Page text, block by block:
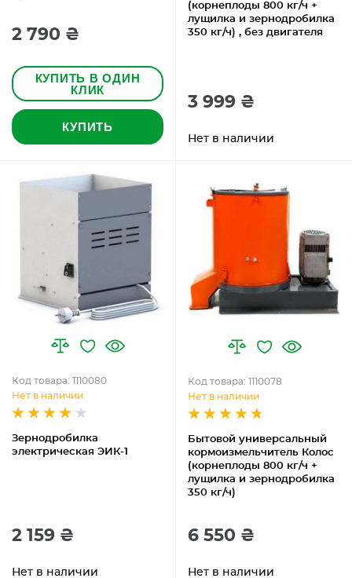
2 790 ₴
КУПИТЬ В ОДИН
КЛИК
КУПИТЬ
(корнеплоды 800 кг/ч +
лущилка и зернодробилка
350 кг/ч) , без двигателя
3 999 ₴
Нет в наличии
Зернодробилка
электрическая ЭИК-1
Код товара: 1110080
Нет в наличии
2 159 ₴
Нет в наличии
Бытовой универсальный
кормоизмельчитель Колос
(корнеплоды 800 кг/ч +
лущилка и зернодробилка
350 кг/ч)
Код товара: 1110078
Нет в наличии
6 550 ₴
Нет в наличии